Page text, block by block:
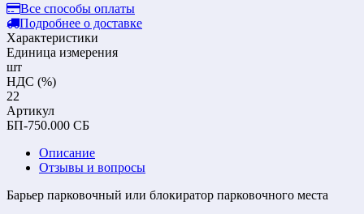
Все способы оплаты
Подробнее о доставке
Характеристики
Единица измерения
шт
НДС (%)
22
Артикул
БП-750.000 СБ
Описание
Отзывы и вопросы
Барьер парковочный или блокиратор парковочного места